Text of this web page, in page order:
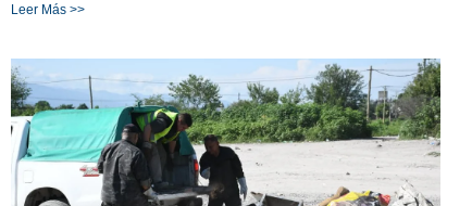
Leer Más >>